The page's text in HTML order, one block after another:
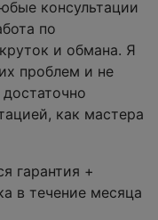
консультации
по
и обмана. Я
проблем и не
как мастера
гарантия +
в течение месяца